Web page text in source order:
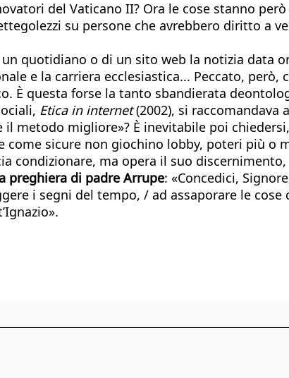
del Vaticano II? Ora le cose stanno
su persone che avrebbero diritto a
quotidiano o di un sito web la notizia data
e la carriera ecclesiastica... Peccato, però,
È questa forse la tanto sbandierata
Etica in internet(2002), si raccomandava
metodo migliore»? È inevitabile poi
sicure non giochino lobby, poteri più o
condizionare, ma opera il suo
preghiera di padre Arrupe: «Concedici,
i segni del tempo, / ad assaporare le cose